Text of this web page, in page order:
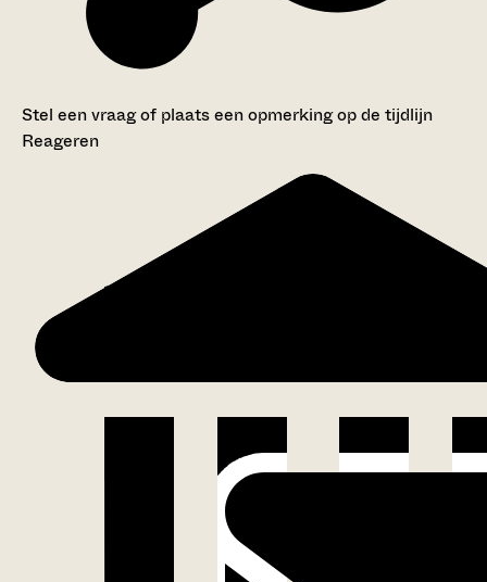
Stel een vraag of plaats een opmerking op de tijdlijn
Reageren